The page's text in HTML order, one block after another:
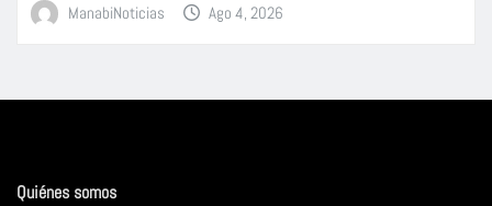
ManabiNoticias Ago 4, 2026
Quiénes somos